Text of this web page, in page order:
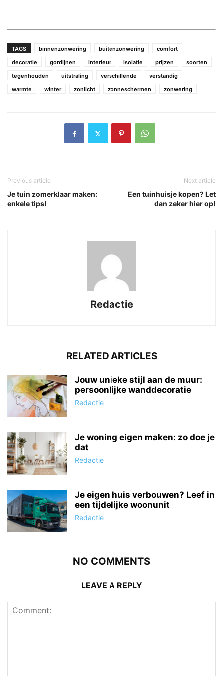
TAGS binnenzonwering buitenzonwering
comfort
decoratie
gordijnen interieur isolatie prijzen
soorten
tegenhouden
uitstraling verschillende
verstandig
warmte
winter zonlicht zonneschermen zonwering
Previous article
Je tuin zomerklaar maken:
enkele tips!
Next article
Een tuinhuisje kopen? Let
dan zeker hier op!
Redactie
RELATED ARTICLES
Jouw unieke stijl aan de muur:
persoonlijke wanddecoratie
Redactie
Je woning eigen maken: zo doe je
dat
Redactie
Je eigen huis verbouwen? Leef in
een tijdelijke woonunit
Redactie
NO COMMENTS
LEAVE A REPLY